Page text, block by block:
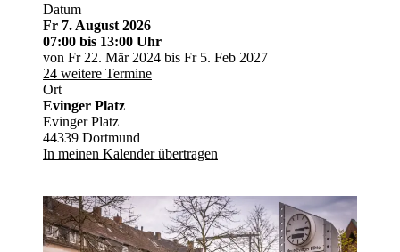
Datum
Fr 7. August 2026
07:00 bis 13:00 Uhr
von Fr 22. Mär 2024 bis Fr 5. Feb 2027
24 weitere Termine
Ort
Evinger Platz
Evinger Platz
44339 Dortmund
In meinen Kalender übertragen